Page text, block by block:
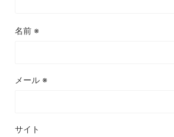
名前 ※
メール ※
サイト